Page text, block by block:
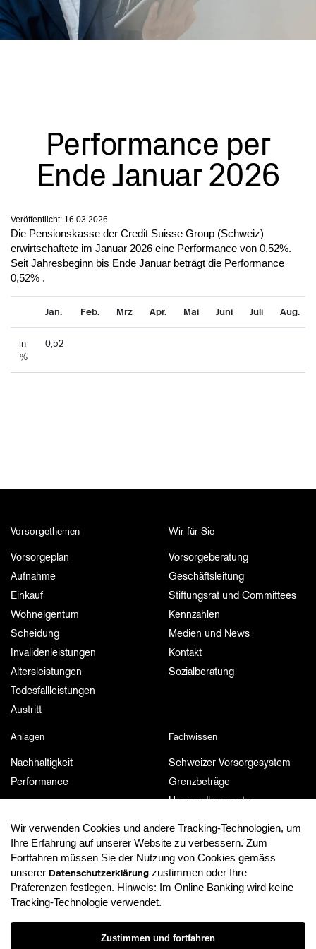
Performance per
Ende Januar 2026
Veröffentlicht: 16.03.2026
Die Pensionskasse der Credit Suisse Group (Schweiz)
erwirtschaftete im Januar 2026 eine Performance von 0,52%.
Seit Jahresbeginn bis Ende Januar beträgt die Performance
0,52% .
Jan. Feb. Mrz Apr. Mai Juni Juli Aug.
in
%
0,52
Vorsorgethemen
Vorsorgeplan
Aufnahme
Einkauf
Wohneigentum
Scheidung
Invalidenleistungen
Altersleistungen
Todesfallleistungen
Austritt
Wir für Sie
Vorsorgeberatung
Geschäftsleitung
Stiftungsrat und Committees
Kennzahlen
Medien und News
Kontakt
Sozialberatung
Anlagen
Nachhaltigkeit
Performance
Fachwissen
Schweizer Vorsorgesystem
Grenzbeträge
Umwandlungssatz
Dokumente und Publikationen
Dokumente und Publikationen
MyPension
MyPension
Datenschutzerklärung
Wir verwenden Cookies und andere Tracking-Technologien, um
Ihre Erfahrung auf unserer Website zu verbessern. Zum
Fortfahren müssen Sie der Nutzung von Cookies gemäss
unserer Datenschutzerklärung zustimmen oder Ihre
Präferenzen festlegen. Hinweis: Im Online Banking wird keine
Tracking-Technologie verwendet.
Zustimmen und fortfahren